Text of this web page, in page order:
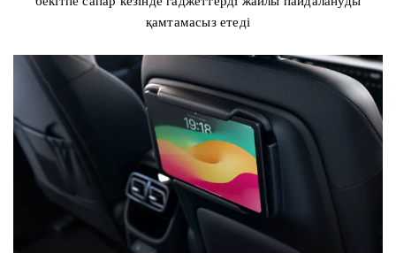
қамтамасыз етеді